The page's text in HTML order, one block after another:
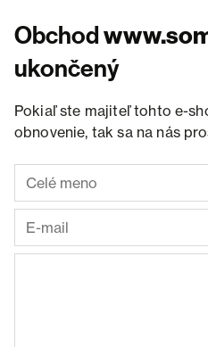
Obchod
ukončený
Pokiaľ ste majiteľ tohto e-
obnovenie, tak sa na nás